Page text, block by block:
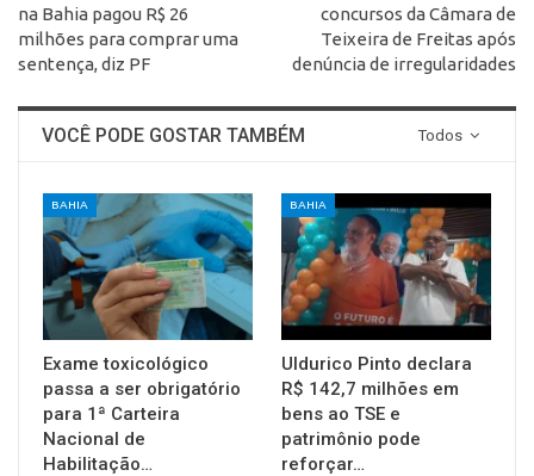
na Bahia pagou R$ 26
milhões para comprar uma
sentença, diz PF
concursos da Câmara de
Teixeira de Freitas após
denúncia de irregularidades
Todos
VOCÊ PODE GOSTAR TAMBÉM
BAHIA
Exame toxicológico
passa a ser obrigatório
para 1ª Carteira
Nacional de
Habilitação…
BAHIA
Uldurico Pinto declara
R$ 142,7 milhões em
bens ao TSE e
patrimônio pode
reforçar…